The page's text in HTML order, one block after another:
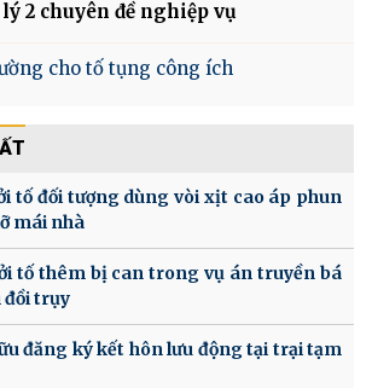
2 chuyên đề nghiệp vụ
cho tố tụng công ích
tố đối tượng dùng vòi xịt cao áp phun
mái nhà
tố thêm bị can trong vụ án truyền bá
đồi trụy
đăng ký kết hôn lưu động tại trại tạm